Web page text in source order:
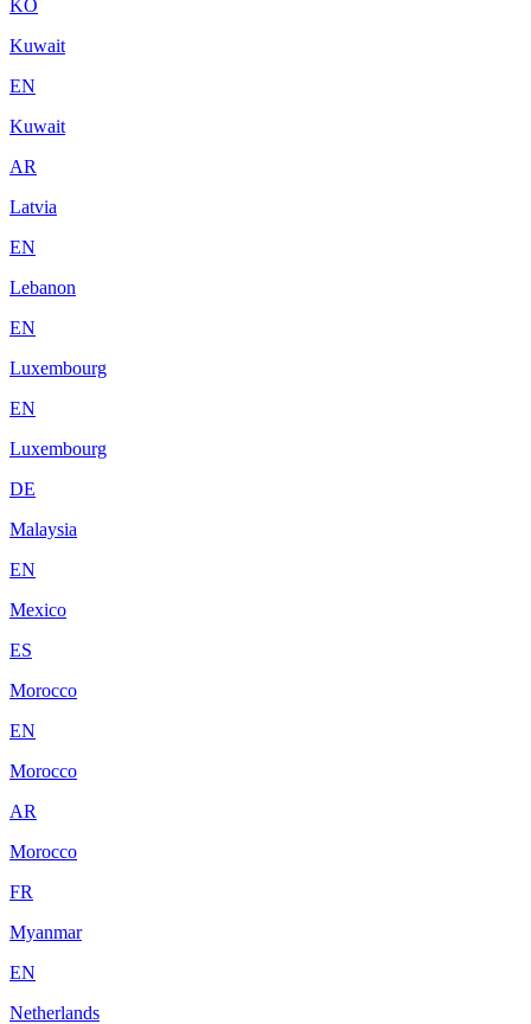
KO
Kuwait
EN
Kuwait
AR
Latvia
EN
Lebanon
EN
Luxembourg
EN
Luxembourg
DE
Malaysia
EN
Mexico
ES
Morocco
EN
Morocco
AR
Morocco
FR
Myanmar
EN
Netherlands